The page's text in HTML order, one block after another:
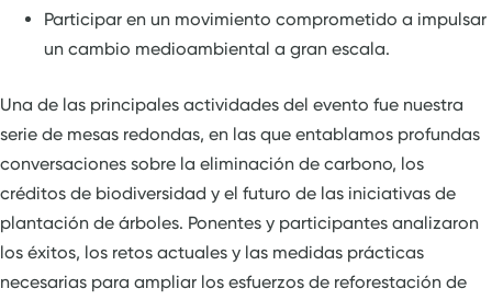
Participar en un movimiento comprometido a impulsar
un cambio medioambiental a gran escala.
Una de las principales actividades del evento fue nuestra
serie de mesas redondas, en las que entablamos profundas
conversaciones sobre la eliminación de carbono, los
créditos de biodiversidad y el futuro de las iniciativas de
plantación de árboles. Ponentes y participantes analizaron
los éxitos, los retos actuales y las medidas prácticas
necesarias para ampliar los esfuerzos de reforestación de